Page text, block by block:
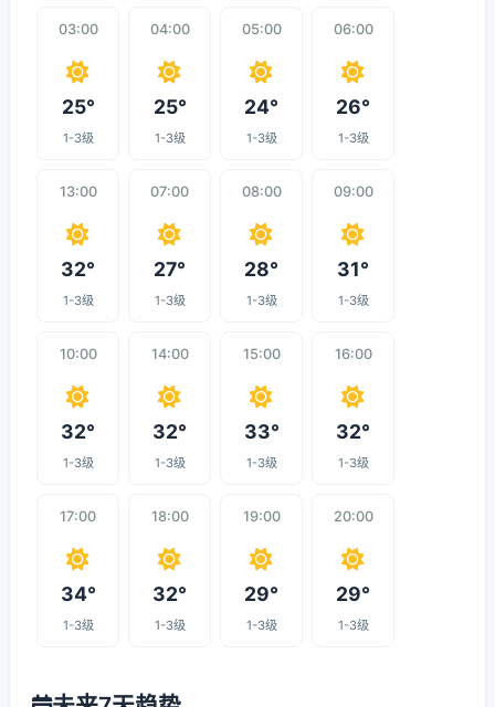
03:00
25°
1-3级
04:00
25°
1-3级
05:00
24°
1-3级
06:00
26°
1-3级
13:00
32°
1-3级
07:00
27°
1-3级
08:00
28°
1-3级
09:00
31°
1-3级
10:00
32°
1-3级
14:00
32°
1-3级
15:00
33°
1-3级
16:00
32°
1-3级
17:00
34°
1-3级
18:00
32°
1-3级
19:00
29°
1-3级
20:00
29°
1-3级